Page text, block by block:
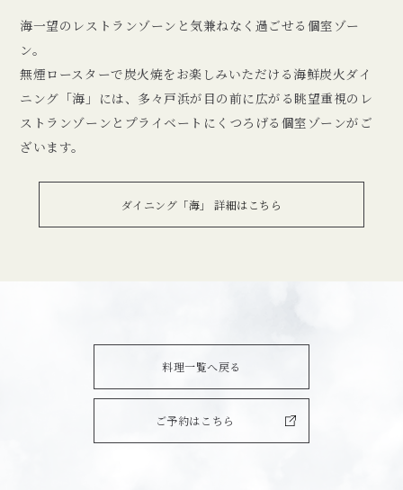
海一望のレストランゾーンと気兼ねなく過ごせる個室ゾー
ン。
無煙ロースターで炭火焼をお楽しみいただける海鮮炭火ダイ
ニング「海」には、多々戸浜が目の前に広がる眺望重視のレ
ストランゾーンとプライベートにくつろげる個室ゾーンがご
ざいます。
ダイニング「海」 詳細はこちら
料理一覧へ戻る
ご予約はこちら